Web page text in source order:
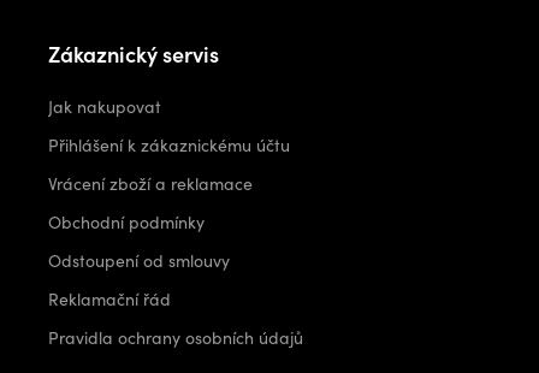
Zákaznický servis
Jak nakupovat
Přihlášení k zákaznickému účtu
Vrácení zboží a reklamace
Obchodní podmínky
Odstoupení od smlouvy
Reklamační řád
Pravidla ochrany osobních údajů